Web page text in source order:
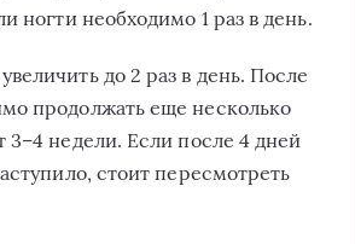
ногти необходимо 1 раз в день.
до 2 раз в день. После
продолжать еще несколько
3–4 недели. Если после 4 дней
стоит пересмотреть